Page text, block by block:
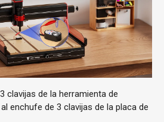
clavijas de la herramienta de
enchufe de 3 clavijas de la placa de